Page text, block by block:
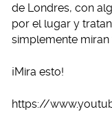
de Londres, con
por el lugar y
simplemente
¡Mira esto!
https://